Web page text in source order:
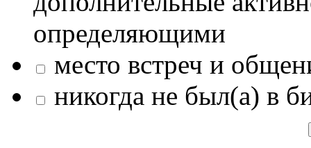
определяющими
место встреч и
никогда не был(а) в